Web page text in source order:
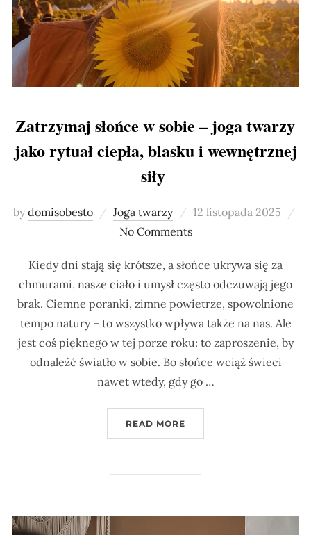
Zatrzymaj słońce w sobie – joga twarzy
jako rytuał ciepła, blasku i wewnętrznej
siły
bydomisobesto Joga twarzy
Posted
on
12 listopada 2025
No Comments
Kiedy dni stają się krótsze, a słońce ukrywa się za
chmurami, nasze ciało i umysł często odczuwają jego
brak. Ciemne poranki, zimne powietrze, spowolnione
tempo natury – to wszystko wpływa także na nas. Ale
jest coś pięknego w tej porze roku: to zaproszenie, by
odnaleźć światło w sobie. Bo słońce wciąż świeci
nawet wtedy, gdy go …
READ MORE